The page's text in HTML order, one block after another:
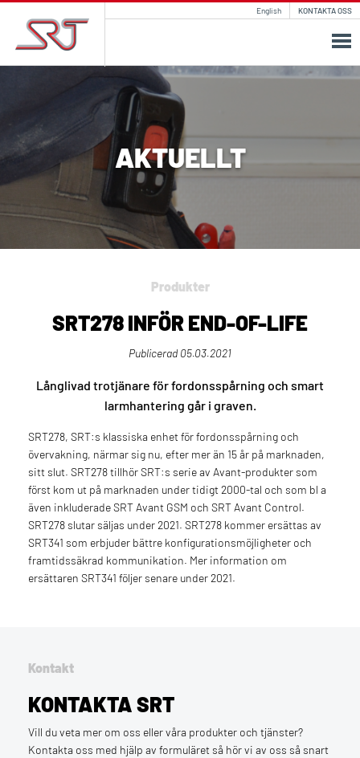
English KONTAKTA OSS
AKTUELLT
Produkter
SRT278 INFÖR END-OF-LIFE
Publicerad 05.03.2021
Långlivad trotjänare för fordonsspårning och smart
larmhantering går i graven.
SRT278, SRT:s klassiska enhet för fordonsspårning och
övervakning, närmar sig nu, efter mer än 15 år på marknaden,
sitt slut. SRT278 tillhör SRT:s serie av Avant-produkter som
först kom ut på marknaden under tidigt 2000-tal och som bl a
även inkluderade SRT Avant GSM och SRT Avant Control.
SRT278 slutar säljas under 2021. SRT278 kommer ersättas av
SRT341 som erbjuder bättre konfigurationsmöjligheter och
framtidssäkrad kommunikation. Mer information om
ersättaren SRT341 följer senare under 2021.
Kontakt
KONTAKTA SRT
Vill du veta mer om oss eller våra produkter och tjänster?
Kontakta oss med hjälp av formuläret så hör vi av oss så snart